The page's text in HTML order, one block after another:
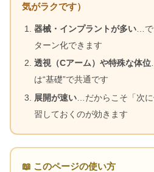
気がラクです）
器械・インプラントが多い …
ターン化できます
透視（Cアーム）や特殊な体位
は“基礎”で共通です
展開が速い …だからこそ「次
習しておくのが効きます
📖 このページの使い方